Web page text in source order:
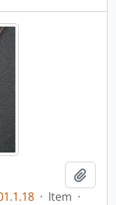
· Item ·